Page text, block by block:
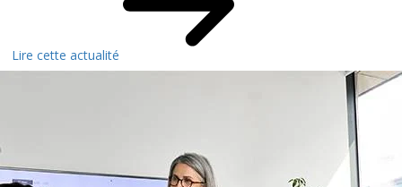
Lire cette actualité